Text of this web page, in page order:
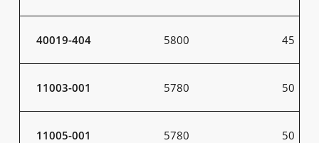
40019-404 5800 45
11003-001 5780 50
11005-001 5780 50